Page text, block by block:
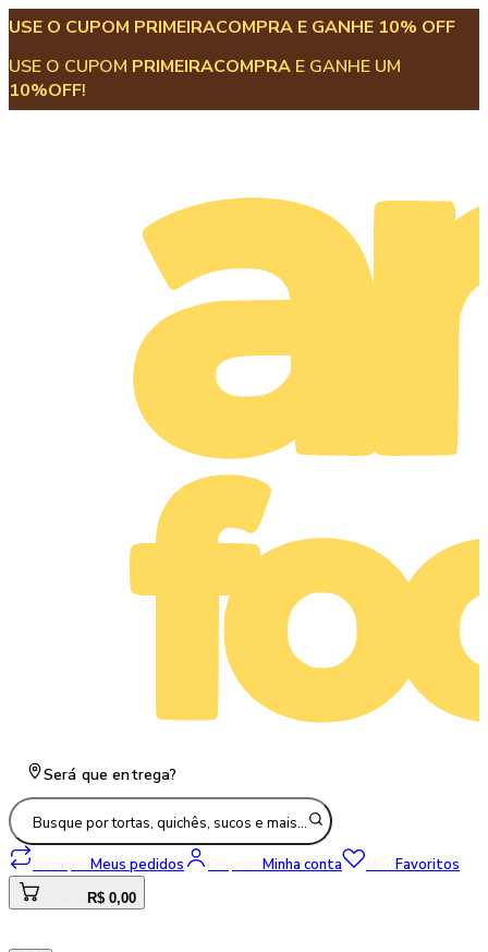
USE O CUPOM PRIMEIRACOMPRA E GANHE 10% OFF
USE O CUPOM PRIMEIRACOMPRA E GANHE UM
10%OFF!
Será que entrega?
Busque por tortas, quichês, sucos e mais…
Recomprar Meus pedidos Olá, entre Minha conta Meus Favoritos
R$ 0,00